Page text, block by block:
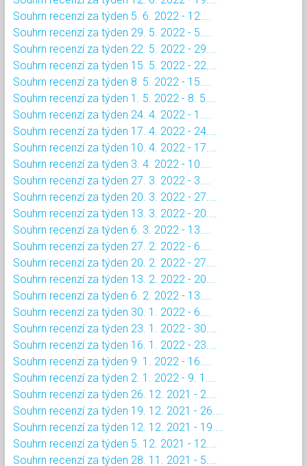
Souhrn recenzí za týden 5. 6. 2022 - 12....
Souhrn recenzí za týden 29. 5. 2022 - 5....
Souhrn recenzí za týden 22. 5. 2022 - 29....
Souhrn recenzí za týden 15. 5. 2022 - 22....
Souhrn recenzí za týden 8. 5. 2022 - 15....
Souhrn recenzí za týden 1. 5. 2022 - 8. 5....
Souhrn recenzí za týden 24. 4. 2022 - 1....
Souhrn recenzí za týden 17. 4. 2022 - 24....
Souhrn recenzí za týden 10. 4. 2022 - 17....
Souhrn recenzí za týden 3. 4. 2022 - 10....
Souhrn recenzí za týden 27. 3. 2022 - 3....
Souhrn recenzí za týden 20. 3. 2022 - 27....
Souhrn recenzí za týden 13. 3. 2022 - 20....
Souhrn recenzí za týden 6. 3. 2022 - 13....
Souhrn recenzí za týden 27. 2. 2022 - 6....
Souhrn recenzí za týden 20. 2. 2022 - 27....
Souhrn recenzí za týden 13. 2. 2022 - 20....
Souhrn recenzí za týden 6. 2. 2022 - 13....
Souhrn recenzí za týden 30. 1. 2022 - 6....
Souhrn recenzí za týden 23. 1. 2022 - 30....
Souhrn recenzí za týden 16. 1. 2022 - 23....
Souhrn recenzí za týden 9. 1. 2022 - 16....
Souhrn recenzí za týden 2. 1. 2022 - 9. 1....
Souhrn recenzí za týden 26. 12. 2021 - 2....
Souhrn recenzí za týden 19. 12. 2021 - 26....
Souhrn recenzí za týden 12. 12. 2021 - 19....
Souhrn recenzí za týden 5. 12. 2021 - 12....
Souhrn recenzí za týden 28. 11. 2021 - 5....